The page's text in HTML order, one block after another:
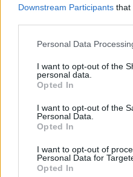
Downstream Participants that
Personal Data
I want to opt-out of the
personal data.
Opted In
I want to opt-out of the
Personal Data.
Opted In
I want to opt-out of
Personal Data for
Opted In
A resposta a esta pergunta:
O N T R A